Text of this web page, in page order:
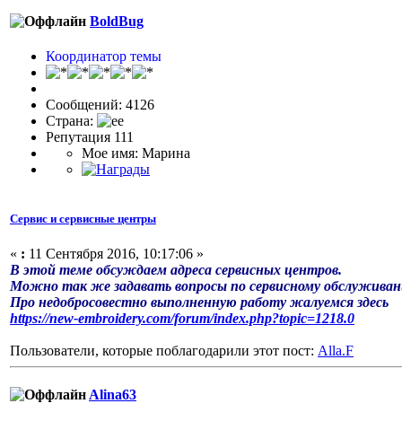
BoldBug
Координатор темы
Сообщений: 4126
Страна:
Репутация 111
Мое имя: Марина
Сервис и сервисные центры
« : 11 Сентября 2016, 10:17:06 »
В этой теме обсуждаем адреса сервисных центров.
Можно так же задавать вопросы по сервисному
Про недобросовестно выполненную работу жалуемся здесь
https://new-embroidery.com/forum/index.php?topic=1218.0
Пользователи, которые поблагодарили этот пост: Alla.F
Alina63